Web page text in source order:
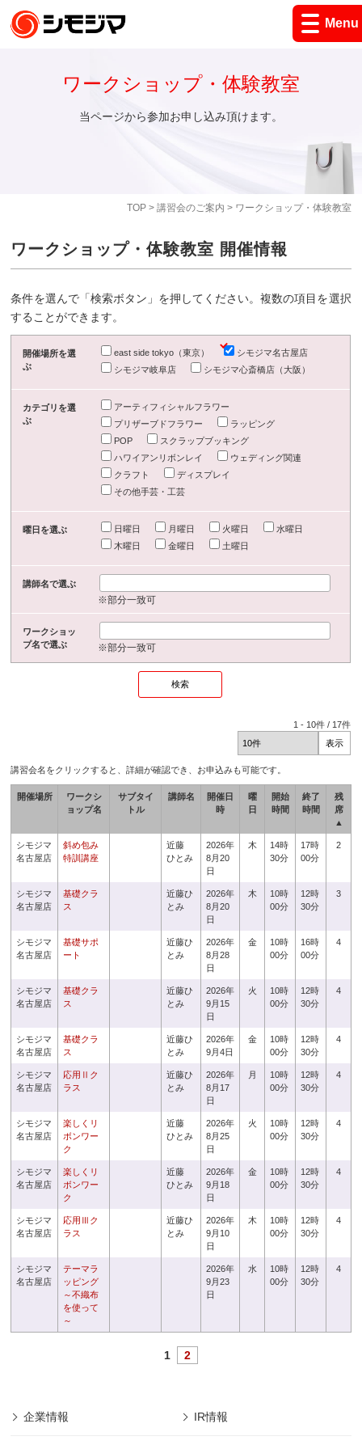
Menu
TOP> 講習会のご案内 > ワークショップ・体験教室
ワークショップ・体験教室
当ページから参加お申し込み頂けます。
ワークショップ・体験教室 開催情報
条件を選んで「検索ボタン」を押してください。複数の項目を選択
することができます。
開催場所を選
ぶ
east side tokyo（東京）
シモジマ名古屋店
シモジマ岐阜店
シモジマ心斎橋店（大阪）
カテゴリを選
ぶ
アーティフィシャルフラワー
プリザーブドフラワー
ラッピング
POP
スクラップブッキング
ハワイアンリボンレイ
ウェディング関連
クラフト
ディスプレイ
その他手芸・工芸
曜日を選ぶ 日曜日 月曜日 火曜日
水曜日
木曜日
金曜日 土曜日
講師名で選ぶ
※部分一致可
ワークショッ
プ名で選ぶ
※部分一致可
1 - 10件 / 17件
講習会名をクリックすると、詳細が確認でき、お申込みも可能です。
開催場所
ワークシ
ョップ名
サブタイ
トル
講師名
開催日
時
曜
日
開始
時間
終了
時間
残
席
▲
シモジマ
名古屋店
斜め包み
特訓講座
近藤
ひとみ
2026年
8月20
日
木
14時
30分
17時
00分
2
シモジマ
名古屋店
基礎クラ
ス
近藤ひ
とみ
2026年
8月20
日
木
10時
00分
12時
30分
3
シモジマ
名古屋店
基礎サポ
ート
近藤ひ
とみ
2026年
8月28
日
金
10時
00分
16時
00分
4
シモジマ
名古屋店
基礎クラ
ス
近藤ひ
とみ
2026年
9月15
日
火
10時
00分
12時
30分
4
シモジマ
名古屋店
基礎クラ
ス
近藤ひ
とみ
2026年
9月4日
金
10時
00分
12時
30分
4
シモジマ
名古屋店
応用Ⅱク
ラス
近藤ひ
とみ
2026年
8月17
日
月
10時
00分
12時
30分
4
シモジマ
名古屋店
楽しくリ
ボンワー
ク
近藤
ひとみ
2026年
8月25
日
火
10時
00分
12時
30分
4
シモジマ
名古屋店
楽しくリ
ボンワー
ク
近藤
ひとみ
2026年
9月18
日
金
10時
00分
12時
30分
4
シモジマ
名古屋店
応用Ⅲク
ラス
近藤ひ
とみ
2026年
9月10
日
木
10時
00分
12時
30分
4
シモジマ
名古屋店
テーマラ
ッピング
～不織布
を使って
～
2026年
9月23
日
水
10時
00分
12時
30分
4
1 2
企業情報 IR情報